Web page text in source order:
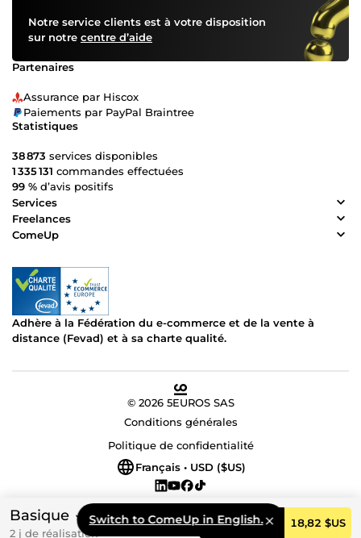
Basique
2 j de réalisation
Commander 18,82 $US
Switch to ComeUp in English.
Notre service clients est à votre disposition
sur notre centre d’aide
Partenaires
Assurance par Hiscox
Paiements par PayPal Braintree
Statistiques
38 873 services disponibles
1 335 131 commandes effectuées
99 % d’avis positifs
Services
Freelances
ComeUp
Adhère à la Fédération du e-commerce et de la vente à
distance (Fevad) et à sa charte qualité.
© 2026 5EUROS SAS
Conditions générales
Politique de confidentialité
Français • USD ($US)